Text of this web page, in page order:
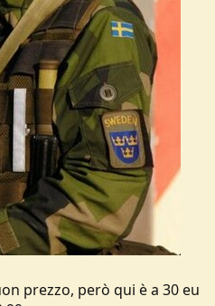
prezzo, però qui è a 30 eu